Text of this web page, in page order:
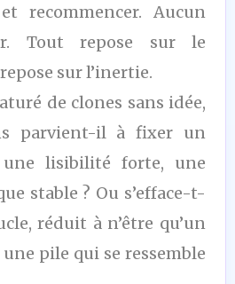
recommencer. Aucun
Tout repose sur le
sur l’inertie.
de clones sans idée,
parvient-il à fixer un
lisibilité forte, une
stable ? Ou s’efface-t-
réduit à n’être qu’un
pile qui se ressemble